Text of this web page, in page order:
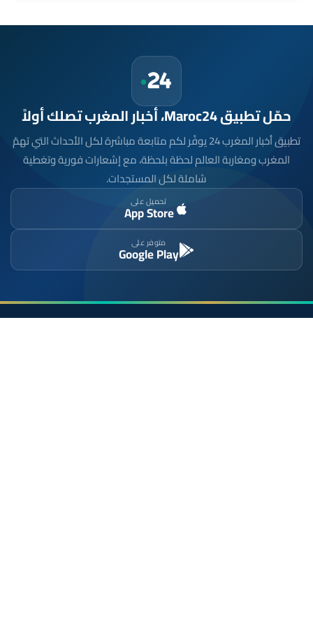
حمّل تطبيق Maroc24، أخبار المغرب تصلك أولاً
تطبيق أخبار المغرب 24 يوفّر لكم متابعة مباشرة لكل الأحداث التي تهمّ
المغرب ومغاربة العالم لحظة بلحظة، مع إشعارات فورية وتغطية
شاملة لكل المستجدات.
تحميل على
App Store
متوفر على
Google Play